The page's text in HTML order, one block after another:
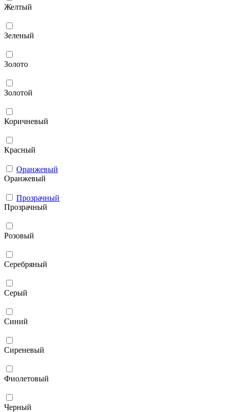
Желтый
Зеленый
Золото
Золотой
Коричневый
Красный
Оранжевый
Оранжевый
Прозрачный
Прозрачный
Розовый
Серебряный
Серый
Синий
Сиреневый
Фиолетовый
Черный